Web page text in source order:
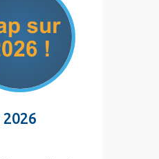
2026